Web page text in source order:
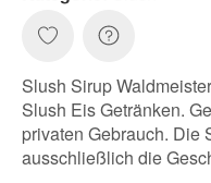
Slush Sirup
Slush Eis Getränken.
privaten Gebrauch. Die
ausschließlich die